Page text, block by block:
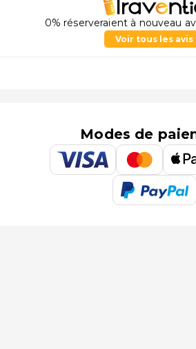
0% réserveraient à nouveau
Voir tous les avis
Modes de